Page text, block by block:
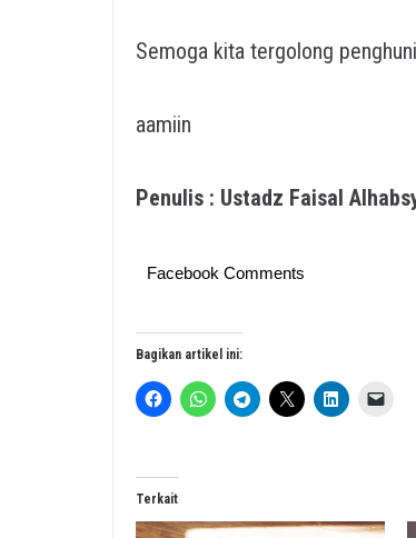
Semoga kita tergolong
aamiin
Penulis : Ustadz Faisal
Facebook Comments
Bagikan artikel ini:
Terkait